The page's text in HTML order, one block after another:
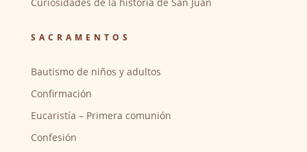
SACRAMENTOS
Bautismo de niños y adultos
Confirmación
Eucaristía – Primera comunión
Confesión